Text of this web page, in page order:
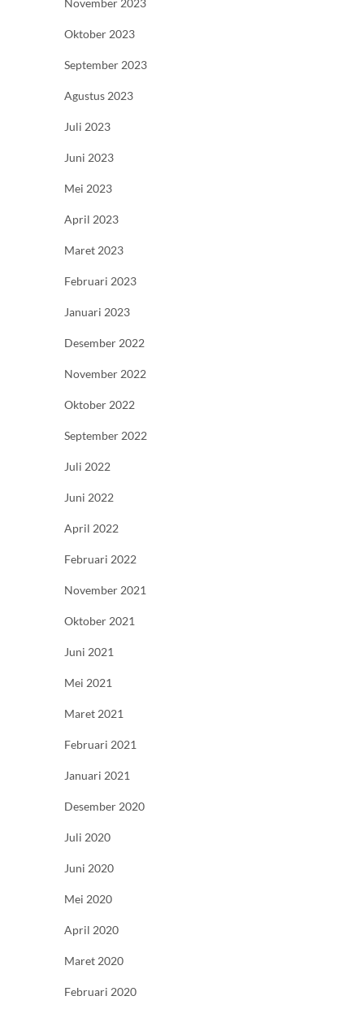
November 2023
Oktober 2023
September 2023
Agustus 2023
Juli 2023
Juni 2023
Mei 2023
April 2023
Maret 2023
Februari 2023
Januari 2023
Desember 2022
November 2022
Oktober 2022
September 2022
Juli 2022
Juni 2022
April 2022
Februari 2022
November 2021
Oktober 2021
Juni 2021
Mei 2021
Maret 2021
Februari 2021
Januari 2021
Desember 2020
Juli 2020
Juni 2020
Mei 2020
April 2020
Maret 2020
Februari 2020